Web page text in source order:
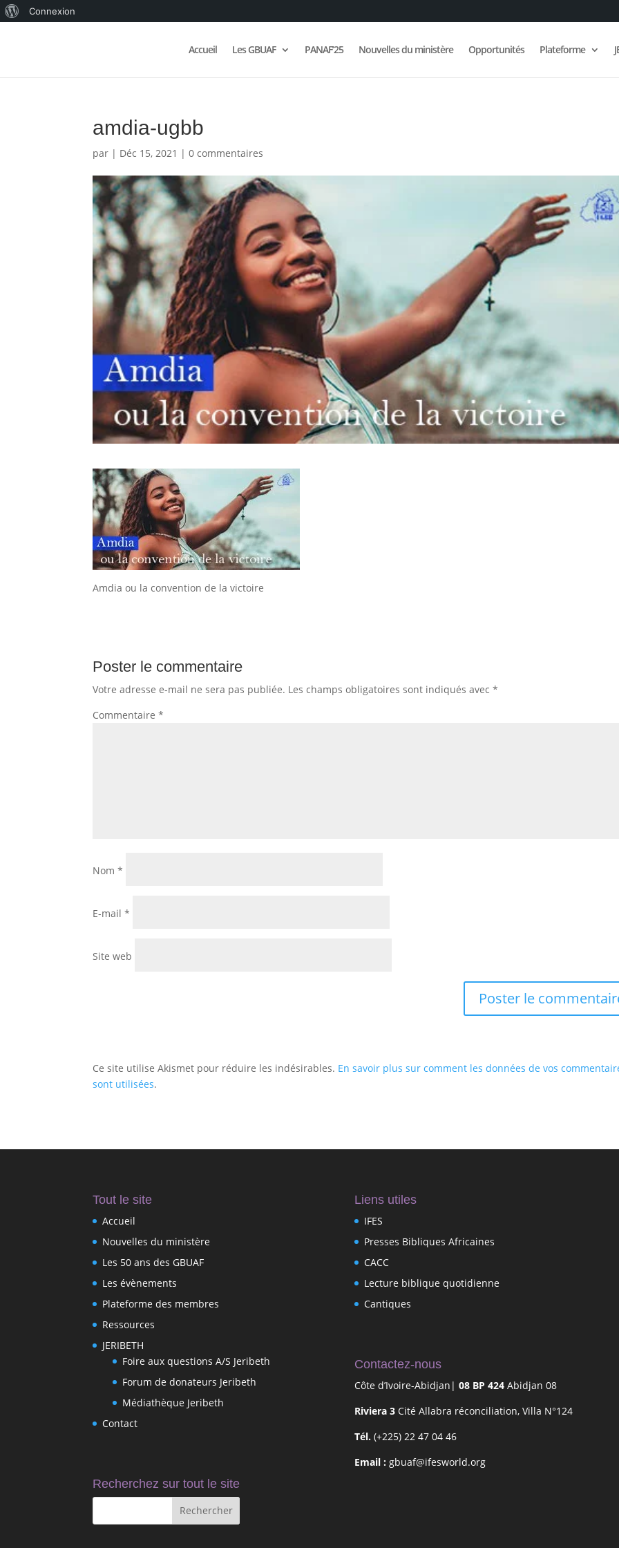
WordPress
Connexion
Accueil Les GBUAF PANAF’25 Nouvelles du ministère Opportunités Plateforme
amdia-ugbb
par | Déc 15, 2021 |0 commentaires
Amdia ou la convention de la victoire
Poster le commentaire
Votre adresse e-mail ne sera pas publiée. Les champs obligatoires sont indiqués avec*
Commentaire*
Nom*
E-mail*
Site web
Ce site utilise Akismet pour réduire les indésirables. En savoir plus sur comment les données de vos
sont utilisées.
Tout le site
Accueil
Nouvelles du ministère
Les 50 ans des GBUAF
Les évènements
Plateforme des membres
Ressources
JERIBETH
Foire aux questions A/S Jeribeth
Forum de donateurs Jeribeth
Médiathèque Jeribeth
Contact
Recherchez sur tout le site
Liens utiles
IFES
Presses Bibliques Africaines
CACC
Lecture biblique quotidienne
Cantiques
Contactez-nous
Côte d’Ivoire-Abidjan| 08 BP 424Abidjan 08
Riviera 3Cité Allabra réconciliation, Villa N°124
Tél. (+225) 22 47 04 46
Email : gbuaf@ifesworld.org